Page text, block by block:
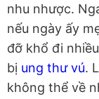
nhu nhược.
nếu ngày ấy
đỡ khổ đi
bị ung thư vú.
không thể về